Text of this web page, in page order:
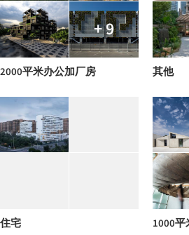
+ 9
2000平米办公加厂房 其他
住宅 1000